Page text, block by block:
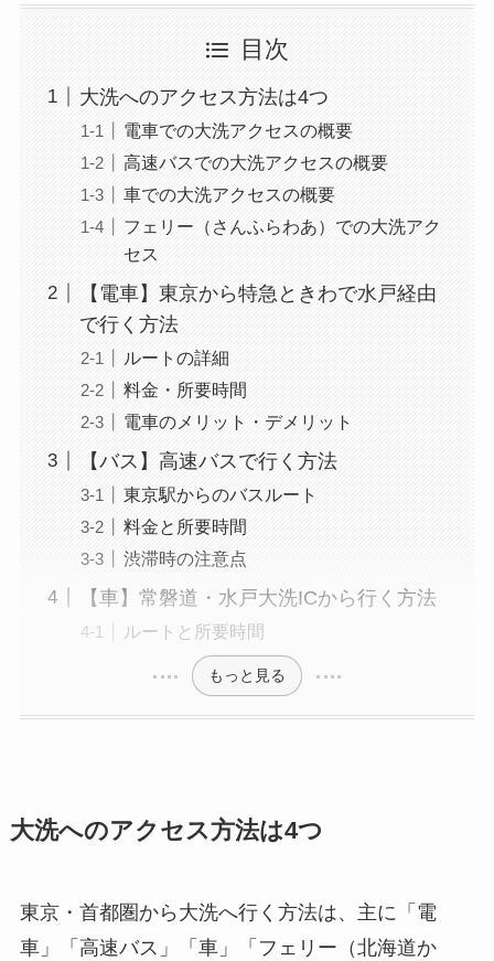
目次
大洗へのアクセス方法は4つ
電車での大洗アクセスの概要
高速バスでの大洗アクセスの概要
車での大洗アクセスの概要
フェリー（さんふらわあ）での大洗アク
セス
【電車】東京から特急ときわで水戸経由
で行く方法
ルートの詳細
料金・所要時間
電車のメリット・デメリット
【バス】高速バスで行く方法
東京駅からのバスルート
料金と所要時間
渋滞時の注意点
【車】常磐道・水戸大洗ICから行く方法
ルートと所要時間
もっと見る
大洗へのアクセス方法は4つ
東京・首都圏から大洗へ行く方法は、主に「電
車」「高速バス」「車」「フェリー（北海道か